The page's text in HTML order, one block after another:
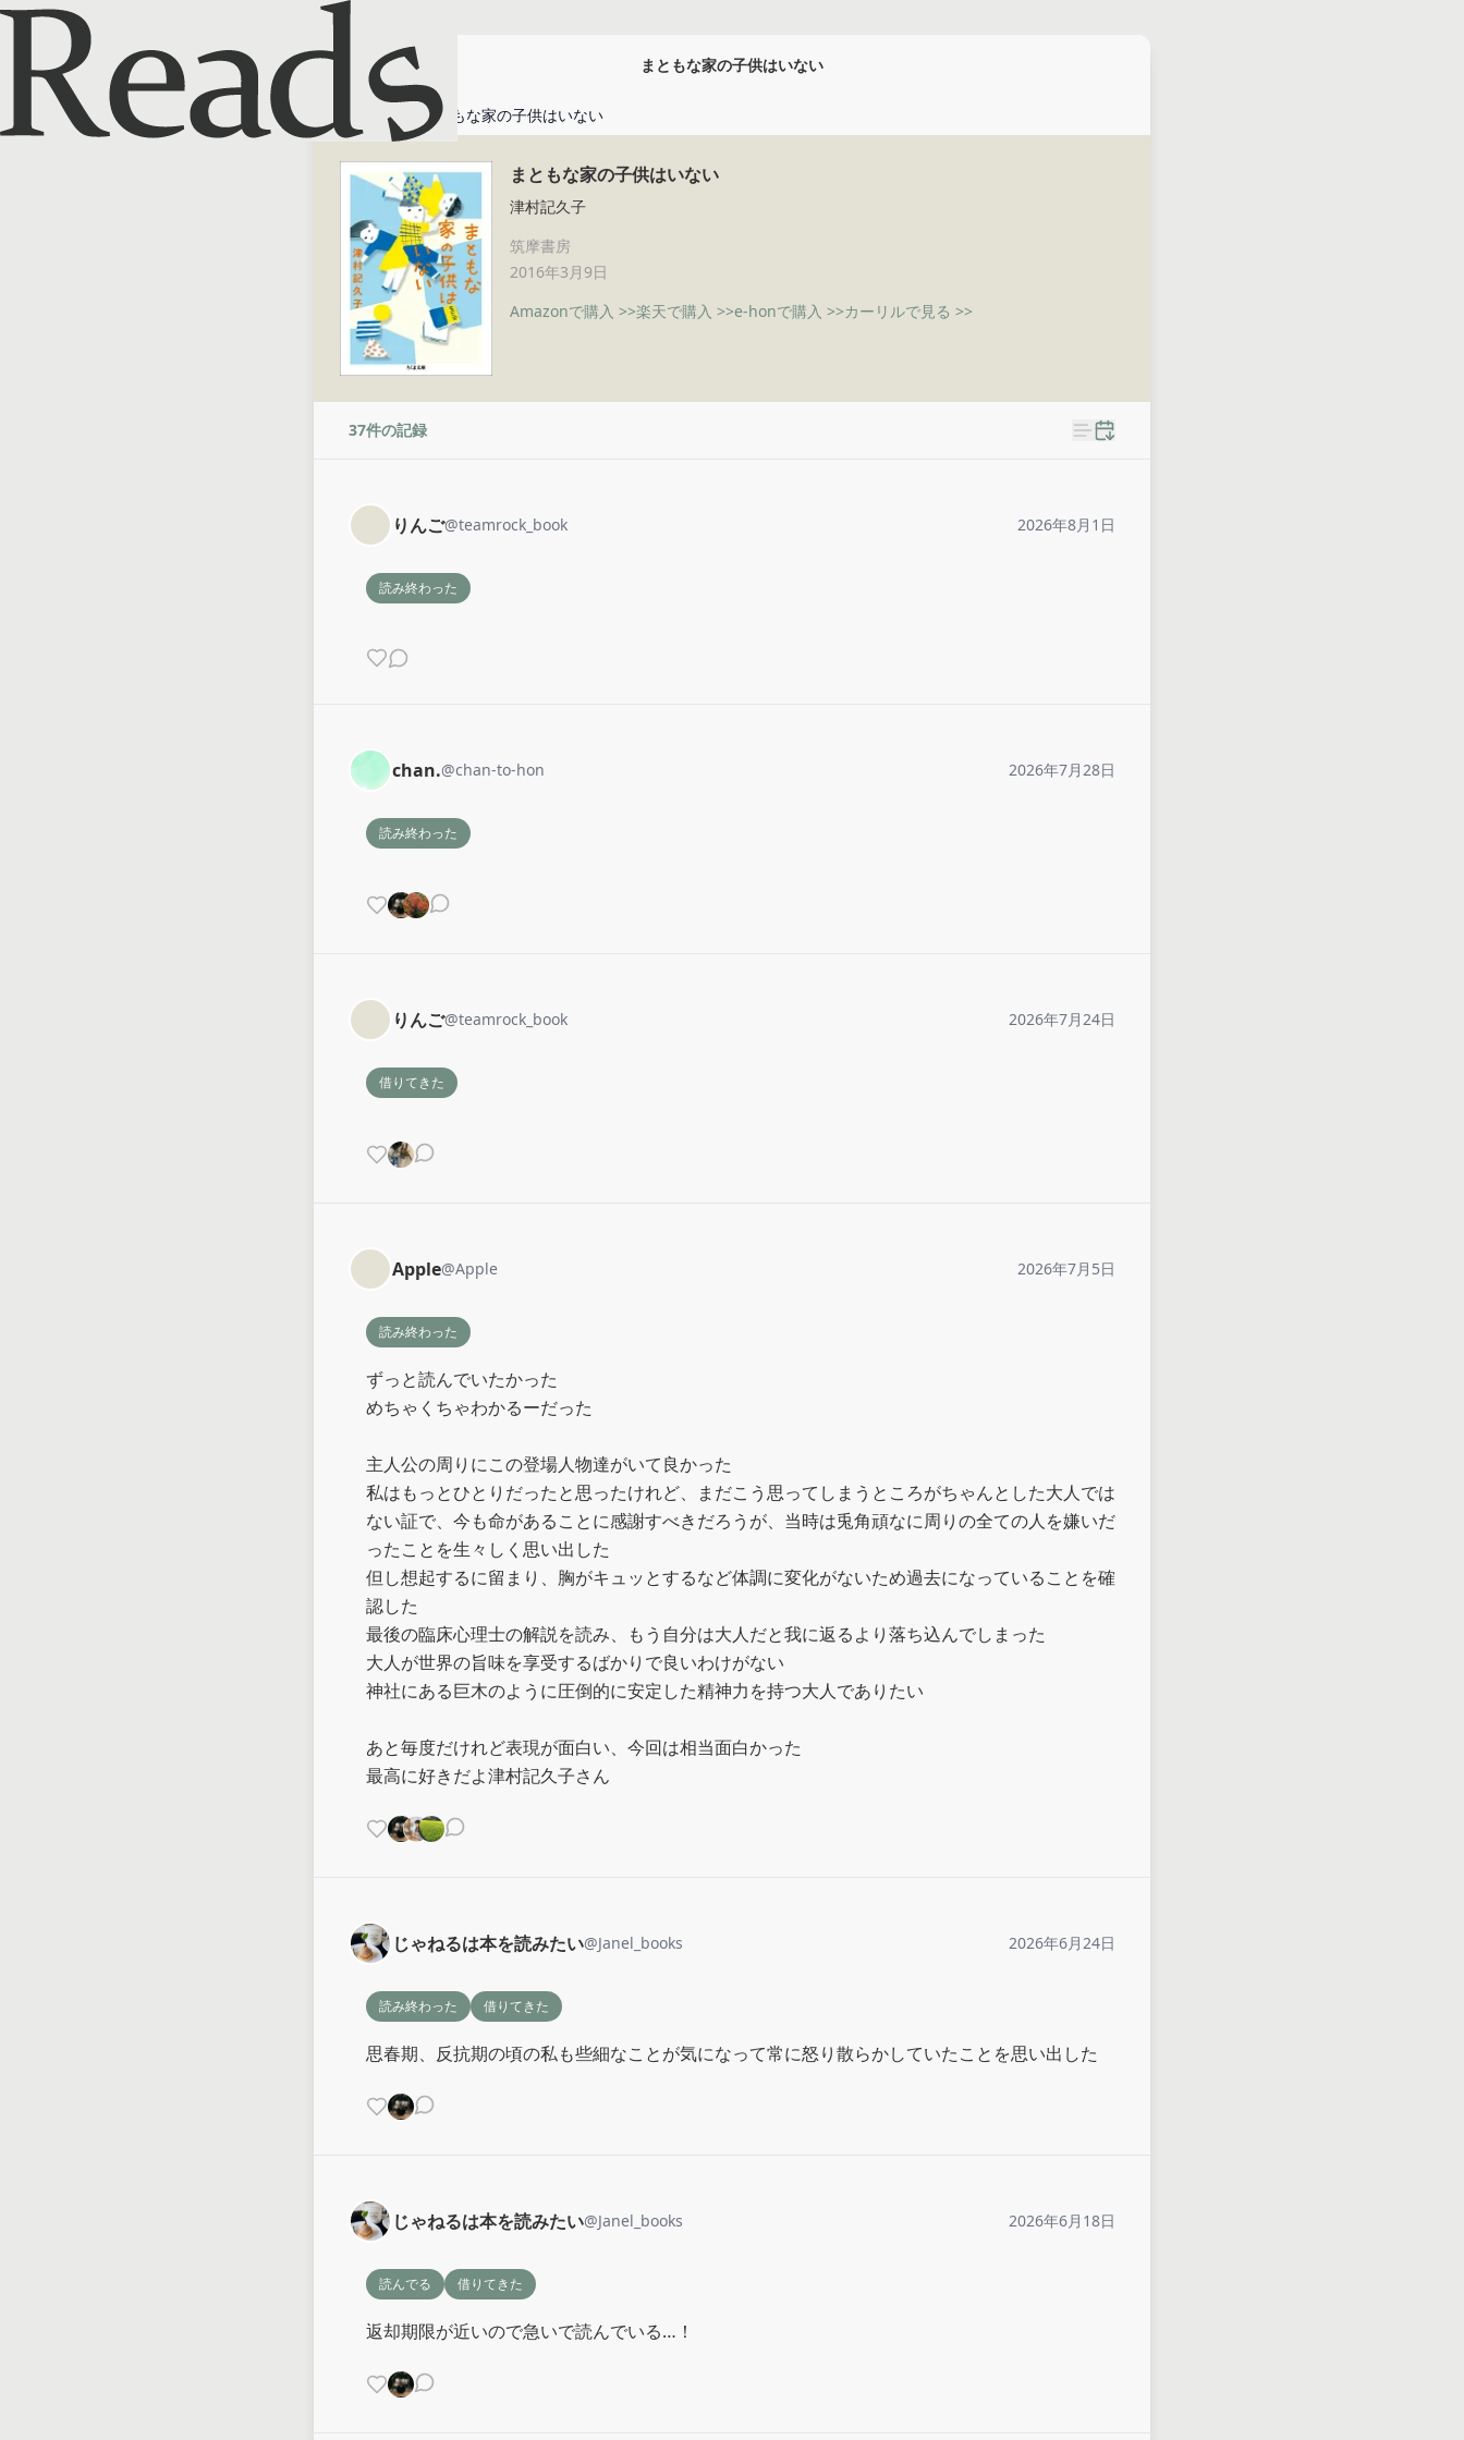
まともな家の子供はいない
まともな家の子供はいない
まともな家の子供はいない
津村記久子
筑摩書房
2016年3月9日
Amazonで購入 >>楽天で購入 >>e-honで購入 >>カーリルで見る >>
37件の記録
りんご@teamrock_book 2026年8月1日
読み終わった
chan.@chan-to-hon 2026年7月28日
読み終わった
りんご@teamrock_book 2026年7月24日
借りてきた
Apple@Apple 2026年7月5日
読み終わった
ずっと読んでいたかった
めちゃくちゃわかるーだった
主人公の周りにこの登場人物達がいて良かった
私はもっとひとりだったと思ったけれど、まだこう思ってしまうところがちゃんとした大人では
ない証で、今も命があることに感謝すべきだろうが、当時は兎角頑なに周りの全ての人を嫌いだ
ったことを生々しく思い出した
但し想起するに留まり、胸がキュッとするなど体調に変化がないため過去になっていることを確
認した
最後の臨床心理士の解説を読み、もう自分は大人だと我に返るより落ち込んでしまった
大人が世界の旨味を享受するばかりで良いわけがない
神社にある巨木のように圧倒的に安定した精神力を持つ大人でありたい
あと毎度だけれど表現が面白い、今回は相当面白かった
最高に好きだよ津村記久子さん
じゃねるは本を読みたい@Janel_books 2026年6月24日
読み終わった 借りてきた
思春期、反抗期の頃の私も些細なことが気になって常に怒り散らかしていたことを思い出した
じゃねるは本を読みたい@Janel_books 2026年6月18日
読んでる 借りてきた
返却期限が近いので急いで読んでいる…！